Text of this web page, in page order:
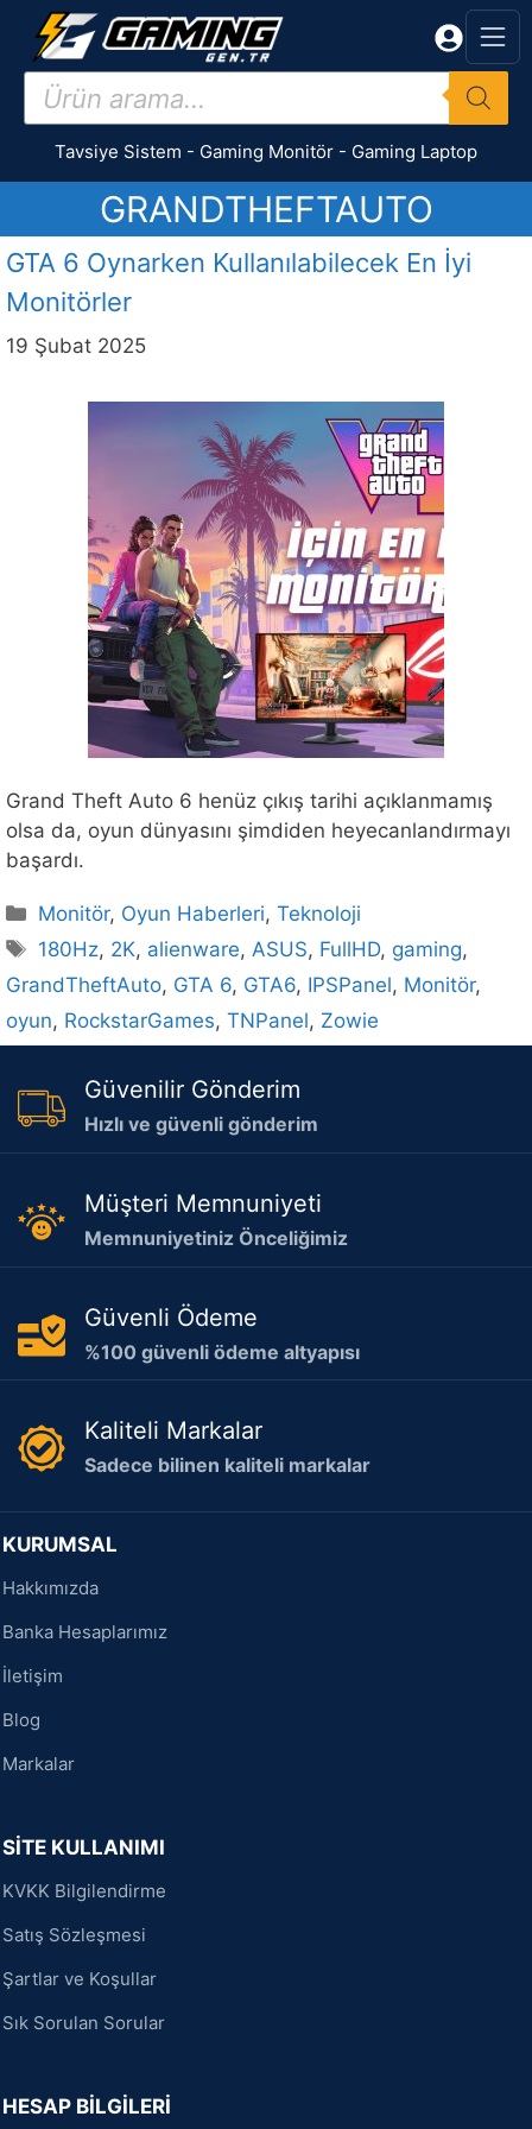
İçeriğe
Products
search
Tavsiye Sistem - Gaming Monitör - Gaming Laptop
GRANDTHEFTAUTO
GTA 6 Oynarken Kullanılabilecek En İyi
Monitörler
19 Şubat 2025
Grand Theft Auto 6 henüz çıkış tarihi açıklanmamış
olsa da, oyun dünyasını şimdiden heyecanlandırmayı
başardı.
Kategoriler
Monitör, Oyun Haberleri,Teknoloji
Etiketler
180Hz, 2K, alienware,ASUS, FullHD, gaming,
GrandTheftAuto, GTA 6, GTA6, IPSPanel, Monitör,
oyun, RockstarGames, TNPanel, Zowie
Güvenilir Gönderim
Hızlı ve güvenli gönderim
Müşteri Memnuniyeti
Memnuniyetiniz Önceliğimiz
Güvenli Ödeme
%100 güvenli ödeme altyapısı
Kaliteli Markalar
Sadece bilinen kaliteli markalar
KURUMSAL
Hakkımızda
Banka Hesaplarımız
İletişim
Blog
Markalar
SİTE KULLANIMI
KVKK Bilgilendirme
Satış Sözleşmesi
Şartlar ve Koşullar
Sık Sorulan Sorular
HESAP BİLGİLERİ